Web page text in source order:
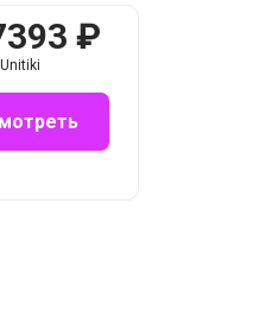
₽
Unitiki